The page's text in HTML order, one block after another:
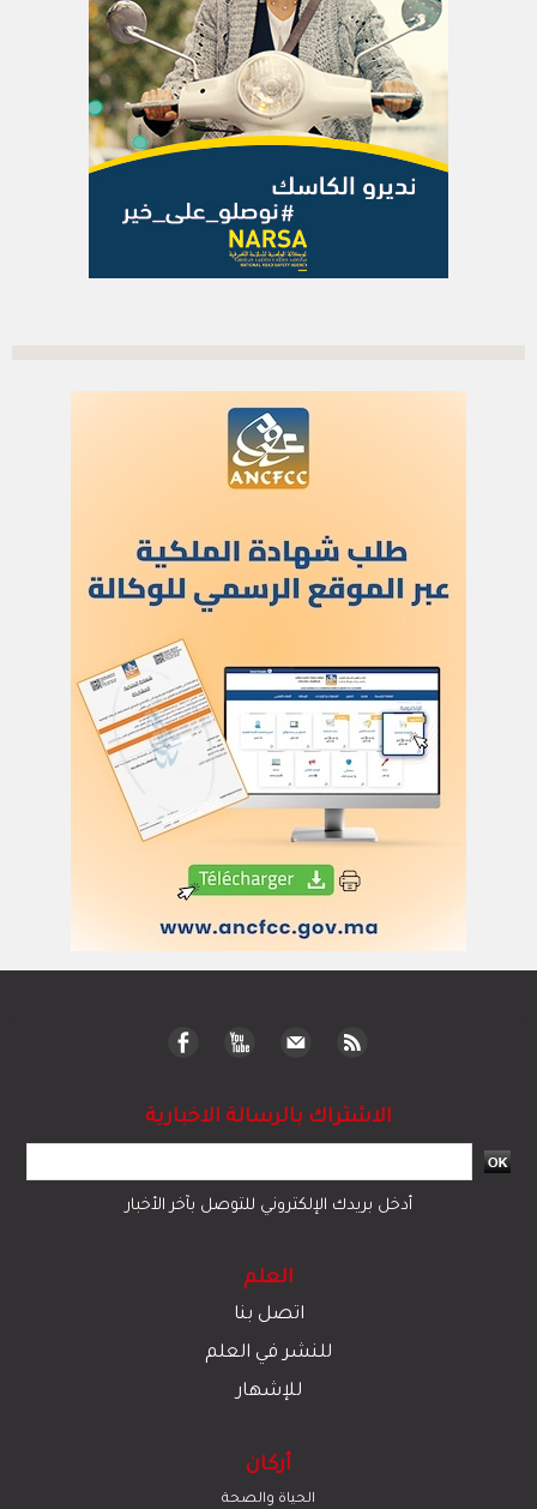
الاشتراك بالرسالة الاخبارية
أدخل بريدك الإلكتروني للتوصل بآخر الأخبار
العلم
اتصل بنا
للنشر في العلم
للإشهار
أركان
الحياة والصحة